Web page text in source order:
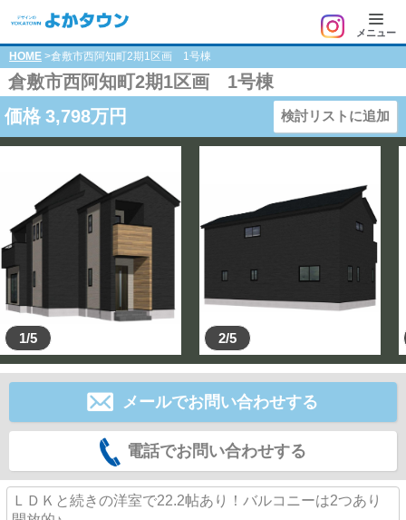
メニュー
HOME >倉敷市西阿知町2期1区画 1号棟
倉敷市西阿知町2期1区画 1号棟
価格 3,798万円 検討リストに追加
1/5 2/5
メールでお問い合わせする
電話でお問い合わせする
ＬＤＫと続きの洋室で22.2帖あり！バルコニーは2つあり